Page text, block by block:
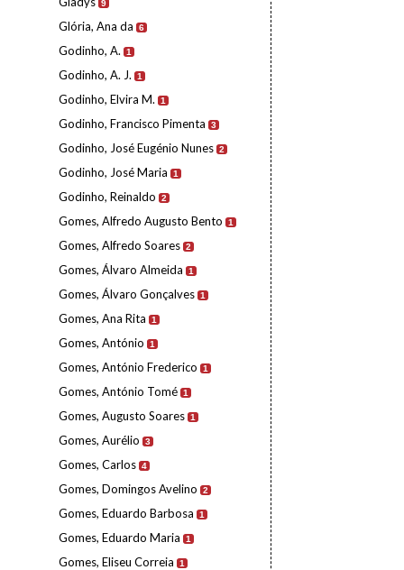
9
Glória, Ana da 6
Godinho, A. 1
Godinho, A. J. 1
Godinho, Elvira M. 1
Godinho, Francisco Pimenta 3
Godinho, José Eugénio Nunes 2
Godinho, José Maria 1
Godinho, Reinaldo 2
Gomes, Alfredo Augusto Bento 1
Gomes, Alfredo Soares 2
Gomes, Álvaro Almeida 1
Gomes, Álvaro Gonçalves 1
Gomes, Ana Rita 1
Gomes, António 1
Gomes, António Frederico 1
Gomes, António Tomé 1
Gomes, Augusto Soares 1
Gomes, Aurélio 3
Gomes, Carlos 4
Gomes, Domingos Avelino 2
Gomes, Eduardo Barbosa 1
Gomes, Eduardo Maria 1
Gomes, Eliseu Correia 1